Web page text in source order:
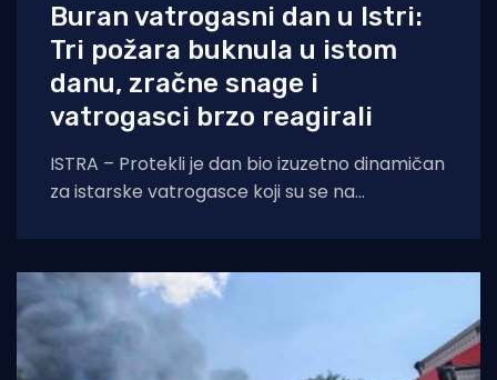
Buran vatrogasni dan u Istri:
Tri požara buknula u istom
danu, zračne snage i
vatrogasci brzo reagirali
ISTRA – Protekli je dan bio izuzetno dinamičan
za istarske vatrogasce koji su se na